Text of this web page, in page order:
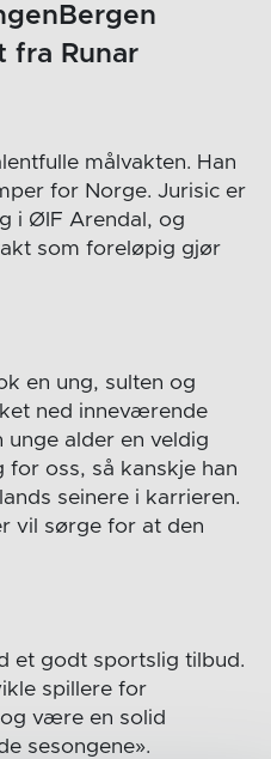
fra Runar
målvakten. Han
for Norge. Jurisic er
i ØIF Arendal, og
som foreløpig gjør
en ung, sulten og
ned inneværende
alder en veldig
for oss, så kanskje han
seinere i karrieren.
vil sørge for at den
et godt sportslig tilbud.
spillere for
være en solid
sesongene».